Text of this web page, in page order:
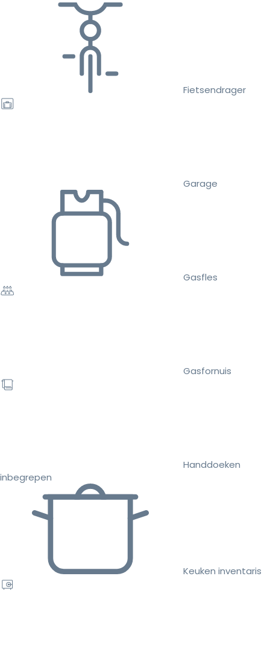
Fietsendrager
Garage
Gasfles
Gasfornuis
Handdoeken
inbegrepen
Keuken inventaris